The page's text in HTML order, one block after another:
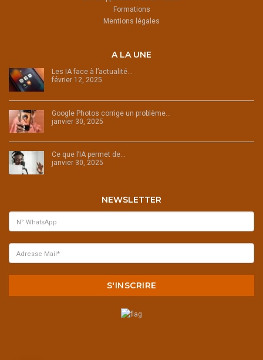
Formations
Mentions légales
A LA UNE
Les IA face à l’actualité…
février 12, 2025
Google Photos corrige un problème…
janvier 30, 2025
Ce que l’IA permet de…
janvier 30, 2025
NEWSLETTER